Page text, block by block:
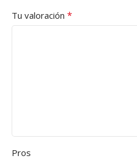
Tu valoración *
Pros